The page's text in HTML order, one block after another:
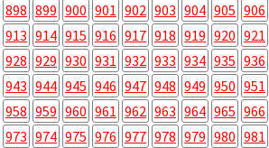
898 899 900 901 902 903 904 905 906
913 914 915 916 917 918 919 920 921
928 929 930 931 932 933 934 935 936
943 944 945 946 947 948 949 950 951
958 959 960 961 962 963 964 965 966
973 974 975 976 977 978 979 980 981